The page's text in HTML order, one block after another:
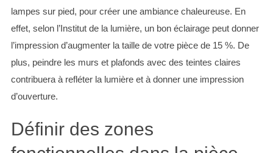
lampes sur pied, pour créer une ambiance chaleureuse. En
effet, selon l’Institut de la lumière, un bon éclairage peut donner
l’impression d’augmenter la taille de votre pièce de 15 %. De
plus, peindre les murs et plafonds avec des teintes claires
contribuera à refléter la lumière et à donner une impression
d’ouverture.
Définir des zones